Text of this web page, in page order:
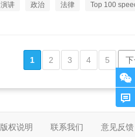
演讲 政治 法律 Top 100
1 2 3 4 5
版权说明 联系我们 意见反馈